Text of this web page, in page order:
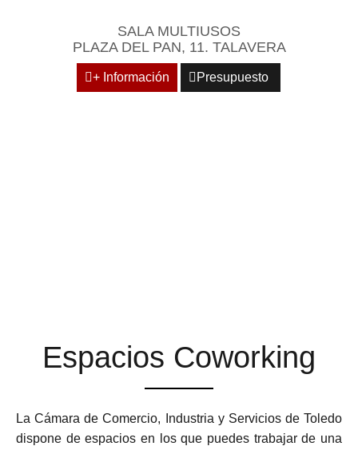
SALA MULTIUSOS
PLAZA DEL PAN, 11. TALAVERA
+ Información Presupuesto
Espacios Coworking
La Cámara de Comercio, Industria y Servicios de Toledo
dispone de espacios en los que puedes trabajar de una